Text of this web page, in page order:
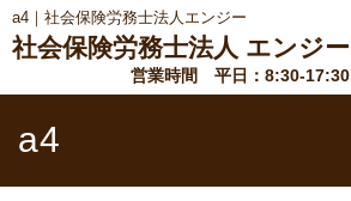
a4｜社会保険労務士法人エンジー
社会保険労務士法人 エンジー
営業時間 平日：8:30-17:30
a4